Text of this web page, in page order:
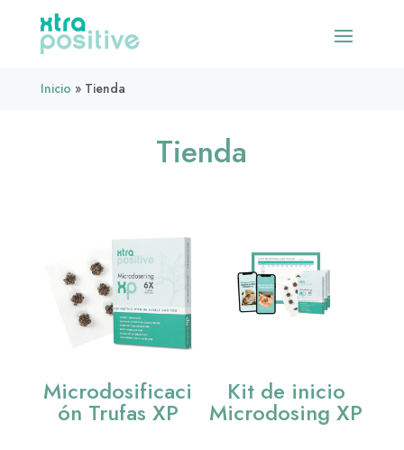
Inicio »Tienda
Tienda
Microdosificaci
ón Trufas XP
Kit de inicio
Microdosing XP